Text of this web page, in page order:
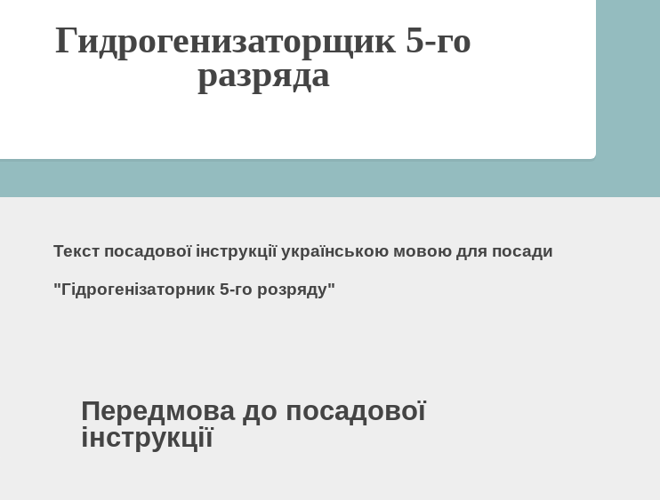
Гидрогенизаторщик 5-го
разряда
Текст посадової інструкції українською мовою для посади
"Гідрогенізаторник 5-го розряду"
Передмова до посадової
інструкції